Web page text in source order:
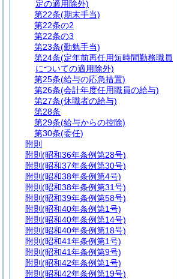
定の適用除外)
第22条(期末手当)
第22条の2
第22条の3
第23条(勤勉手当)
第24条(定年前再任用短時間勤務職員
についての適用除外)
第25条(給与の応急措置)
第26条(会計年度任用職員の給与)
第27条(休職者の給与)
第28条
第29条(給与からの控除)
第30条(委任)
附則
附則 (昭和36年条例第28号)
附則 (昭和37年条例第30号)
附則 (昭和38年条例第4号)
附則 (昭和38年条例第31号)
附則 (昭和39年条例第58号)
附則 (昭和40年条例第1号)
附則 (昭和40年条例第14号)
附則 (昭和40年条例第18号)
附則 (昭和41年条例第1号)
附則 (昭和41年条例第9号)
附則 (昭和42年条例第1号)
附則 (昭和42年条例第19号)